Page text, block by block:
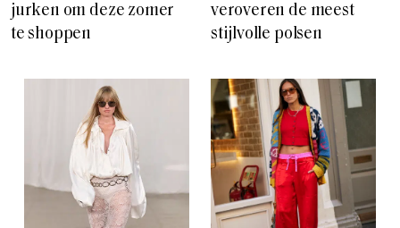
jurken om deze zomer
te shoppen
veroveren de meest
stijlvolle polsen